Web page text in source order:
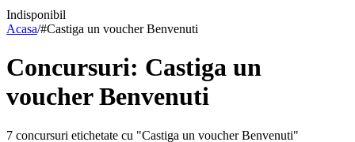
Indisponibil
Acasa/#Castiga un voucher Benvenuti
Concursuri: Castiga un
voucher Benvenuti
7 concursuri etichetate cu "Castiga un voucher Benvenuti"